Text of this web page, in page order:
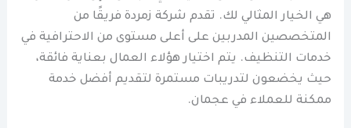
هي الخيار المثالي لك. تقدم شركة زمردة فريقًا من
المتخصصين المدربين على أعلى مستوى من الاحترافية في
خدمات التنظيف. يتم اختيار هؤلاء العمال بعناية فائقة،
حيث يخضعون لتدريبات مستمرة لتقديم أفضل خدمة
ممكنة للعملاء في عجمان.